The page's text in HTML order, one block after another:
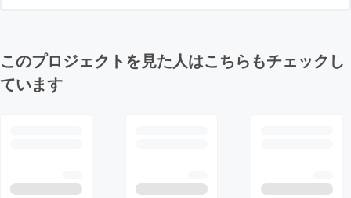
このプロジェクトを見た人はこちらもチェックし
ています